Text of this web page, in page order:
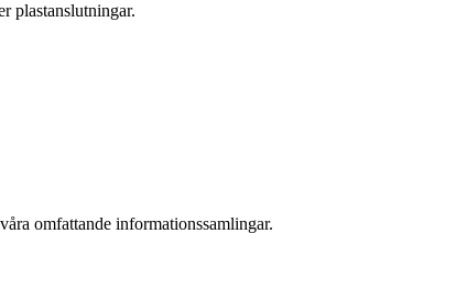
plastanslutningar.
omfattande informationssamlingar.